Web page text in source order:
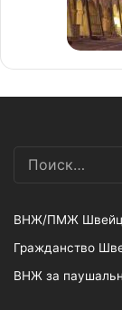
ВНЖ/ПМЖ
Гражданство
ВНЖ за